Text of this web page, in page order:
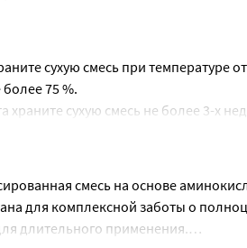
DHA), масло Mortierella Alpina
кислота, филлохинон, D-биотин,
(L-аскорбилпальмитат).
сухую смесь при температуре
75 %.
храните сухую смесь не более 3-х
смесь на основе
для комплексной заботы о
длительного применения.